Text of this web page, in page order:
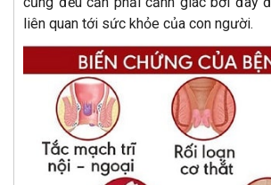
liên quan tới sức khỏe của con người.